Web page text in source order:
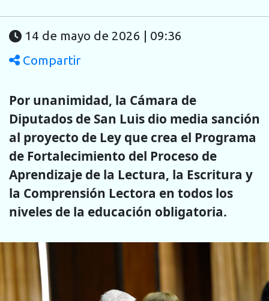
14 de mayo de 2026 | 09:36
Compartir
Por unanimidad, la Cámara de
Diputados de San Luis dio media sanción
al proyecto de Ley que crea el Programa
de Fortalecimiento del Proceso de
Aprendizaje de la Lectura, la Escritura y
la Comprensión Lectora en todos los
niveles de la educación obligatoria.